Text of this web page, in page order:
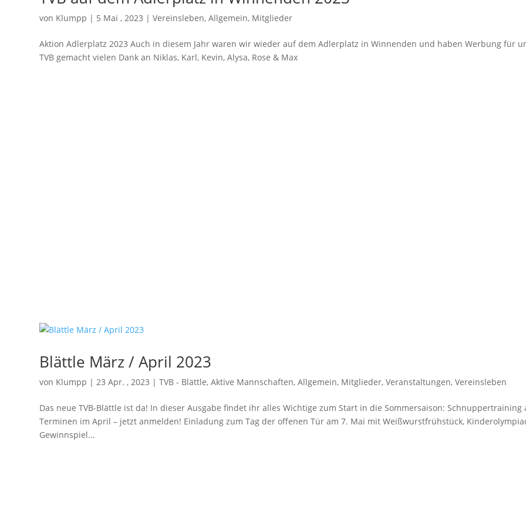
von Klumpp | 5 Mai , 2023 |Vereinsleben,Allgemein, Mitglieder
Aktion Adlerplatz 2023 Auch in diesem Jahr waren wir wieder auf dem Adlerplatz in Winnenden und haben Werbung für
TVB gemacht vielen Dank an Niklas, Karl, Kevin, Alysa, Rose & Max
Blättle März / April 2023
von Klumpp |23 Apr. , 2023 |TVB - Blättle,Aktive Mannschaften,Allgemein, Mitglieder,Veranstaltungen,Vereinsleben
Das neue TVB-Blättle ist da! In dieser Ausgabe findet ihr alles Wichtige zum Start in die Sommersaison: Schnuppertraining
Terminen im April – jetzt anmelden! Einladung zum Tag der offenen Tür am 7. Mai mit Weißwurstfrühstück,
Gewinnspiel...